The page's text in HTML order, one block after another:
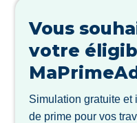
Vous
votre
Simulation gratuite et
de prime pour vos